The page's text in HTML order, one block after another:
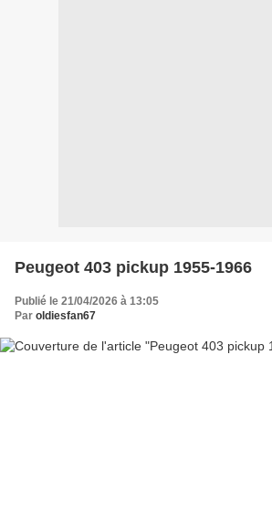
Peugeot 403 pickup 1955-1966
Publié le 21/04/2026 à 13:05
Par oldiesfan67